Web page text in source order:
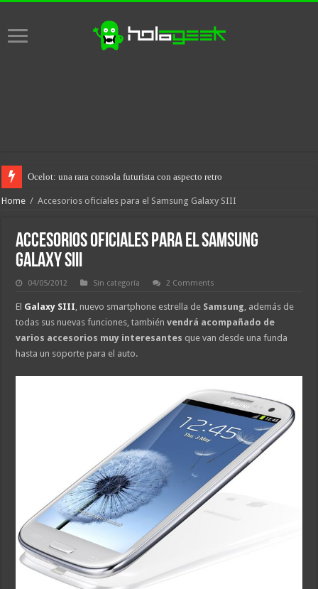
Ocelot: una rara consola futurista con aspecto retro
Home / Accesorios oficiales para el Samsung Galaxy SIII
Accesorios oficiales para el Samsung
Galaxy SIII
04/05/2012 Sin categoría 2 Comments
El Galaxy SIII , nuevo smartphone estrella de Samsung , además de
todas sus nuevas funciones, tambiénvendrá acompañado de
varios accesorios muy interesantes que van desde una funda
hasta un soporte para el auto.